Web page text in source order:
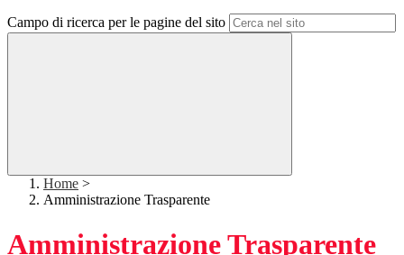
Campo di ricerca per le pagine del sito
Home >
Amministrazione Trasparente
Amministrazione Trasparente